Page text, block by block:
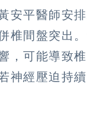
安平醫師安
椎間盤突出
，可能導致
神經壓迫持